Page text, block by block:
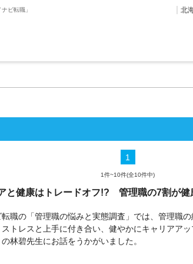
ビ転職」 北
1
1件~10件(全10件中)